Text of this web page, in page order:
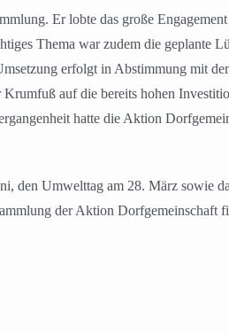
Er lobte das große
Thema war zudem die
erfolgt in Abstimmung mit
auf die bereits hohen
hatte die Aktion
den Umwelttag am 28. März
der Aktion Dorfgemeinschaft